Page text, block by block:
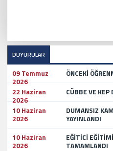
DUYURULAR
09 Temmuz
2026
ÖNCEKİ
22 Haziran
2026
CÜBBE VE KEP
10 Haziran
2026
DUMANSIZ
YAYINLANDI
10 Haziran
2026
EĞİTİCİ
TAMAMLANDI